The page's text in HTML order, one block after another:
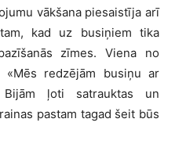
vākšana piesaistīja arī
kad uz busiņiem tika
zīmes. Viena no
«Mēs redzējām busiņu ar
ļoti satrauktas un
pastam tagad šeit būs